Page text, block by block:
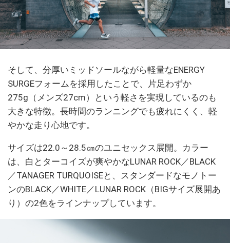
そして、分厚いミッドソールながら軽量なENERGY
SURGEフォームを採用したことで、片足わずか
275g（メンズ27cm）という軽さを実現しているのも
大きな特徴。長時間のランニングでも疲れにくく、軽
やかな走り心地です。
サイズは22.0～28.5㎝のユニセックス展開。カラー
は、白とターコイズが爽やかなLUNAR ROCK／BLACK
／TANAGER TURQUOISEと、スタンダードなモノトー
ンのBLACK／WHITE／LUNAR ROCK（BIGサイズ展開あ
り）の2色をラインナップしています。